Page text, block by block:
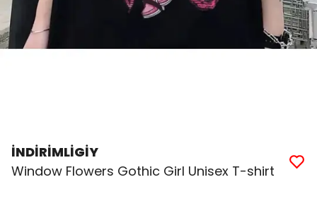
İNDİRİMLİGİY
Window Flowers Gothic Girl Unisex T-shirt